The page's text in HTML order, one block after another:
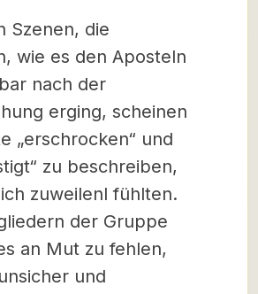
Szenen, die
wie es den Aposteln
nach der
erging, scheinen
„erschrocken“ und
zu beschreiben,
zuweilenl fühlten.
der Gruppe
an Mut zu fehlen,
und